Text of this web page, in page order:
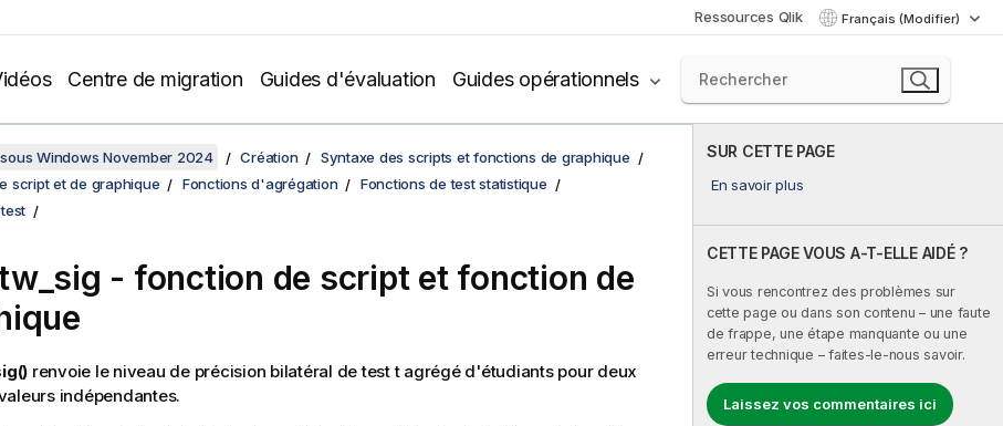
Ressources Qlik Français (Modifier)
Centre de migration Guides d'évaluation Guides opérationnels
SUR CETTE PAGE
En savoir plus
CETTE PAGE VOUS A-T-ELLE AIDÉ ?
Si vous rencontrez des problèmes sur
cette page ou dans son contenu – une faute
de frappe, une étape manquante ou une
erreur technique – faites-le-nous savoir.
Laissez vos commentaires ici
Windows November 2024 Création
Syntaxe des scripts et fonctions de graphique
script et de graphique
Fonctions d'agrégation
Fonctions de test statistique
- fonction de script et fonction de
renvoie le niveau de précision bilatéral de test t agrégé d'étudiants pour deux
indépendantes.